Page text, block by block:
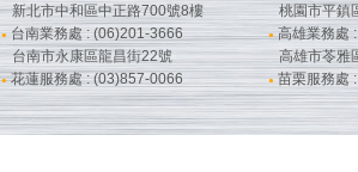
新北市中和區中正路700號8樓
桃園市平鎮
● 台南業務處 : (06)201-3666
台南市永康區龍昌街22號
●高雄業務處
高雄市苓雅
●花蓮服務處 : (03)857-0066 ● 苗栗服務處